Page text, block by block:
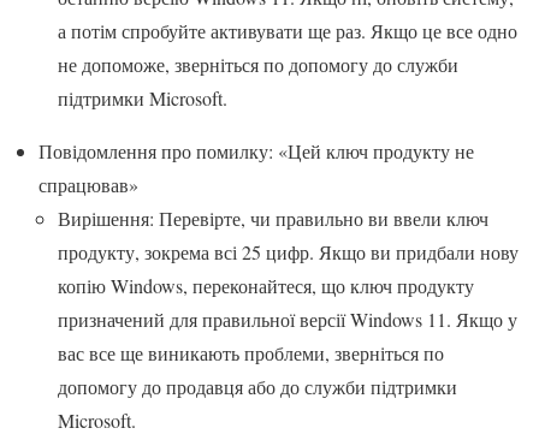
а потім спробуйте активувати ще раз. Якщо це все одно
не допоможе, зверніться по допомогу до служби
підтримки Microsoft.
Повідомлення про помилку: «Цей ключ продукту не
спрацював»
Вирішення: Перевірте, чи правильно ви ввели ключ
продукту, зокрема всі 25 цифр. Якщо ви придбали нову
копію Windows, переконайтеся, що ключ продукту
призначений для правильної версії Windows 11. Якщо у
вас все ще виникають проблеми, зверніться по
допомогу до продавця або до служби підтримки
Microsoft.